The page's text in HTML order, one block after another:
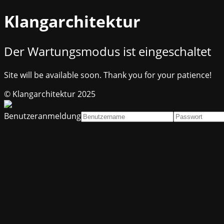
Klangarchitektur
Der Wartungsmodus ist eingeschaltet
Site will be available soon. Thank you for your patience!
© Klangarchitektur 2025
Benutzeranmeldung